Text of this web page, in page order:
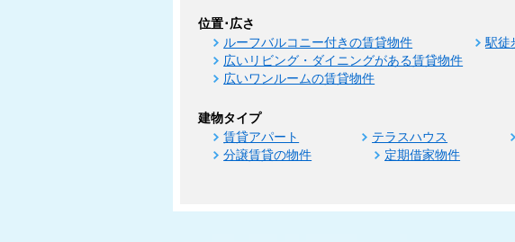
位置･広さ
ルーフバルコニー付きの賃貸物件 駅徒
広いリビング・ダイニングがある賃貸物件
広いワンルームの賃貸物件
建物タイプ
賃貸アパート テラスハウス
分譲賃貸の物件
定期借家物件